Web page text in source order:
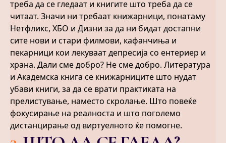
треба да се гледаат и книгите што треба да се
читаат. Значи ни требаат книжарници, понатаму
Нетфликс, ХБО и Дизни за да ни бидат достапни
сите нови и стари филмови, кафанчиња и
пекарници кои лекуваат депресија со ентериер и
храна. Дали сме добро? Не сме добро. Литература
и Академска книга се книжарниците што нудат
убави книги, за да се врати практиката на
прелистување, наместо скролање. Што повеќе
фокусирање на реалноста и што поголемо
дистанцирање од виртуелното ќе помогне.